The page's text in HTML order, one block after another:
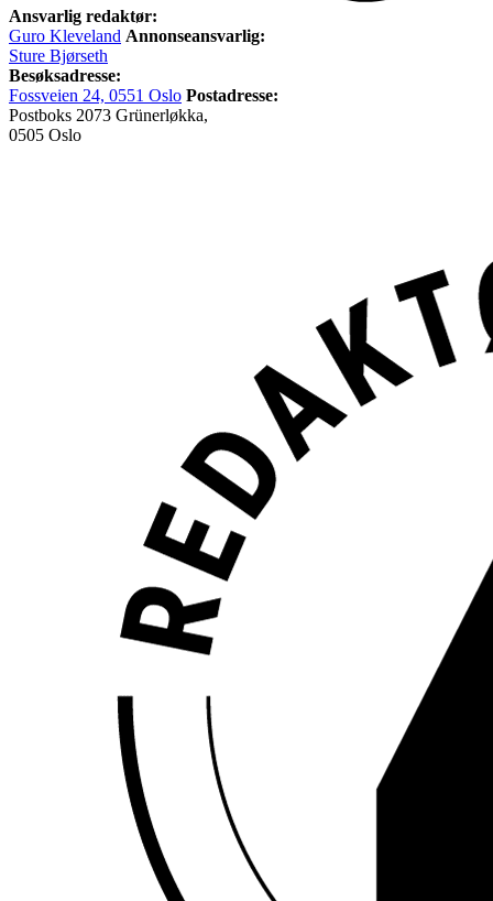
Ansvarlig redaktør:
Guro Kleveland Annonseansvarlig:
Sture Bjørseth
Besøksadresse:
Fossveien 24, 0551 Oslo Postadresse:
Postboks 2073 Grünerløkka,
0505 Oslo